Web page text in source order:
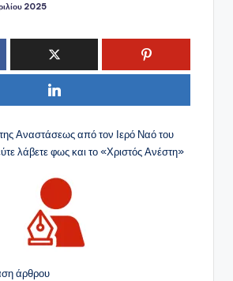
2025
Αναστάσεως από τον Ιερό Ναό του
λάβετε φως και το «Χριστός Ανέστη»
άρθρου